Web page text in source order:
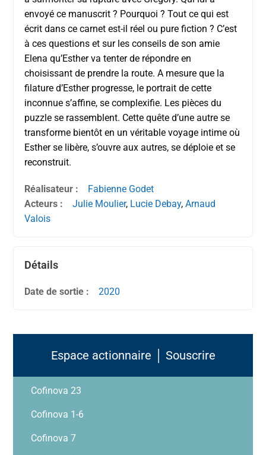
envoyé ce manuscrit ? Pourquoi ? Tout ce qui est
écrit dans ce carnet est-il réel ou pure fiction ? C’est
à ces questions et sur les conseils de son amie
Elena qu’Esther va tenter de répondre en
choisissant de prendre la route. A mesure que la
filature d’Esther progresse, le portrait de cette
inconnue s’affine, se complexifie. Les pièces du
puzzle se rassemblent. Cette quête d’une autre se
transforme bientôt en un véritable voyage intime où
Esther se libère, s’ouvre aux autres, se déploie et se
reconstruit.
Réalisateur :
Fabienne Godet
Acteurs :
Julie Moulier, Lucie Debay,Arnaud
Valois
Détails
Date de sortie : 2020
Espace actionnaire │ Souscrire
Cofinova 23
Cofinova 1-6
Cofinova 7